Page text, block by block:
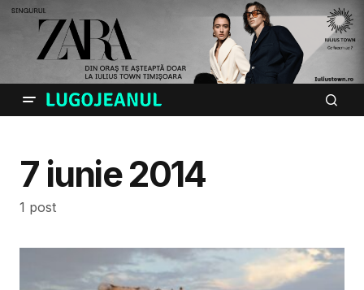
7 iunie 2014
1 post